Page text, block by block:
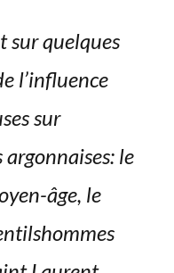
sur quelques
l’influence
sur
argonnaises: le
âge, le